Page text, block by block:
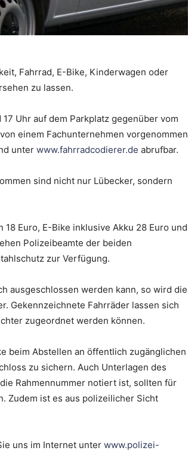
Fahrrad, E-Bike, Kinderwagen oder
zu lassen.
Uhr auf dem Parkplatz gegenüber vom
einem Fachunternehmen vorgenommen
unter www.fahrradcodierer.de abrufbar.
sind nicht nur Lübecker, sondern
Euro, E-Bike inklusive Akku 28 Euro und
Polizeibeamte der beiden
zur Verfügung.
ausgeschlossen werden kann, so wird die
Gekennzeichnete Fahrräder lassen sich
zugeordnet werden können.
beim Abstellen an öffentlich zugänglichen
zu sichern. Auch Unterlagen des
Rahmennummer notiert ist, sollten für
Zudem ist es aus polizeilicher Sicht
uns im Internet unter www.polizei-